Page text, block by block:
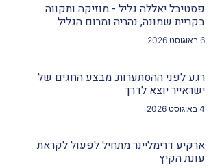
פסטיבל יאללה גליל - מוזיקה ותקווה
בקריית שמונה, נהריה ומרום הגליל
6 באוגוסט 2026
רגע לפני ההסתערות: מבצע החגים של
ישראייר יוצא לדרך
4 באוגוסט 2026
ארקיע דרימליינר מתחיל לפעול לקראת
עונת הקיץ